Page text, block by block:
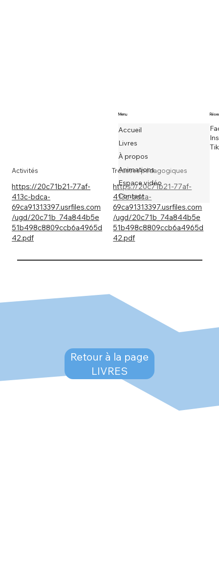
Activités
https://20c71b21-77af-
413c-bdca-
69ca91313397.usrfiles.com
/ugd/20c71b_74a844b5e
51b498c8809ccb6a4965d
42.pdf
Trousses pédagogiques
https://20c71b21-77af-
413c-bdca-
69ca91313397.usrfiles.com
/ugd/20c71b_74a844b5e
51b498c8809ccb6a4965d
42.pdf
Retour à la page
LIVRES
Menu
Accueil
Livres
À propos
Animations
Espace vidéo
Contact